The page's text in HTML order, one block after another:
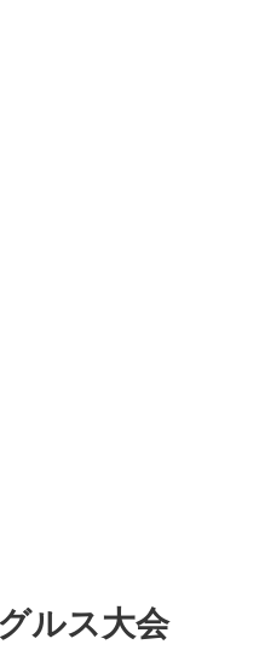
ルス大会